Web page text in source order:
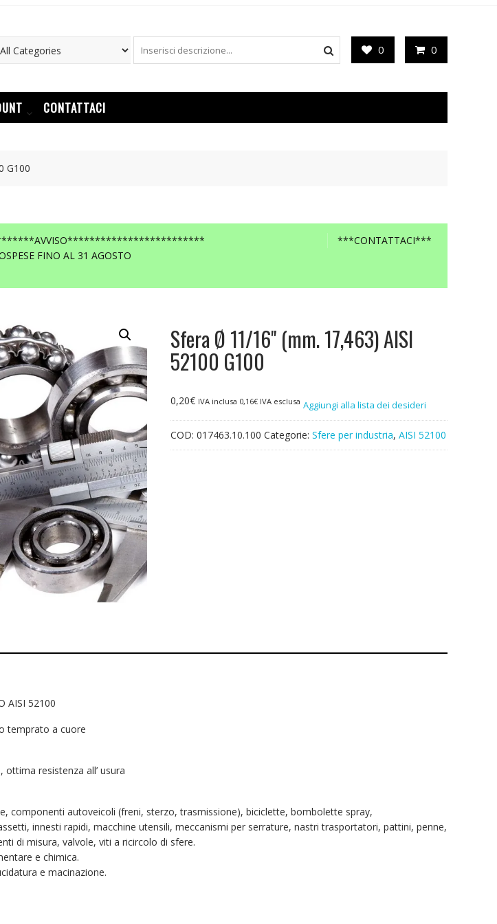
0 0
CONTATTACI
G100
***CONTATTACI***
FINO AL 31 AGOSTO
Sfera Ø 11/16" (mm. 17,463) AISI
52100 G100
0,20€ IVA inclusa 0,16€IVA esclusa Aggiungi alla lista dei desideri
COD: 017463.10.100 Categorie: Sfere per industria, AISI 52100
AISI 52100
temprato a cuore
ottima resistenza all’ usura
componenti autoveicoli (freni, sterzo, trasmissione), biciclette, bombolette spray,
innesti rapidi, macchine utensili, meccanismi per serrature, nastri trasportatori, pattini, penne,
di misura, valvole, viti a ricircolo di sfere.
e chimica.
e macinazione.